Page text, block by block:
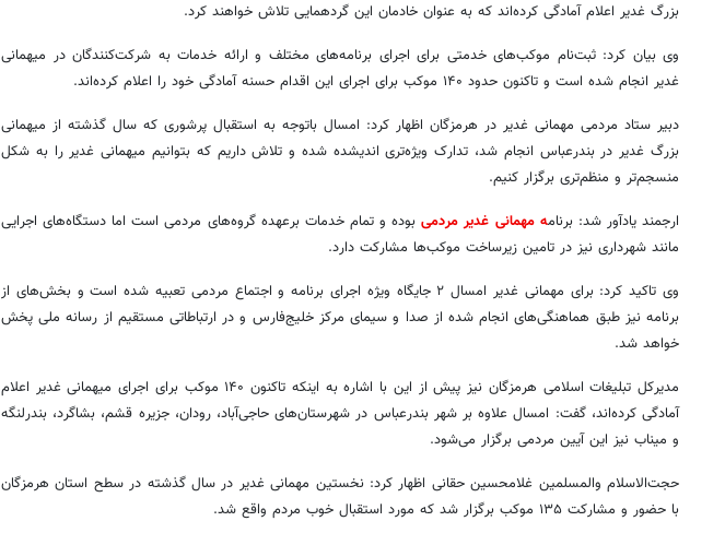
بزرگ غدیر اعلام آمادگی کرده‌اند که به عنوان خادمان این گردهمایی تلاش خواهند کرد.
وی بیان کرد: ثبت‌نام موکب‌های خدمتی برای اجرای برنامه‌های مختلف و ارائه خدمات به شرکت‌کنندگان در میهمانی
غدیر انجام شده است و تاکنون حدود ۱۴۰ موکب برای اجرای این اقدام حسنه آمادگی خود را اعلام کرده‌اند.
دبیر ستاد مردمی مهمانی غدیر در هرمزگان اظهار کرد: امسال باتوجه به استقبال پرشوری که سال گذشته از میهمانی
بزرگ غدیر در بندرعباس انجام شد، تدارک ویژه‌تری اندیشده شده و تلاش داریم که بتوانیم میهمانی غدیر را به شکل
منسجم‌تر و منظم‌تری برگزار کنیم.
ارجمند یادآور شد: برنامه مهمانی غدیر مردمیبوده و تمام خدمات برعهده گروه‌های مردمی است اما دستگاه‌های اجرایی
مانند شهرداری نیز در تامین زیرساخت موکب‌ها مشارکت دارد.
وی تاکید کرد: برای مهمانی غدیر امسال ۲ جایگاه ویژه اجرای برنامه و اجتماع مردمی تعبیه شده است و بخش‌های از
برنامه نیز طبق هماهنگی‌های انجام شده از صدا و سیمای مرکز خلیج‌فارس و در ارتباطاتی مستقیم از رسانه ملی پخش
خواهد شد.
مدیرکل تبلیغات اسلامی هرمزگان نیز پیش از این با اشاره به اینکه تاکنون ۱۴۰ موکب برای اجرای میهمانی غدیر اعلام
آمادگی کرده‌اند، گفت: امسال علاوه بر شهر بندرعباس در شهرستان‌های حاجی‌آباد، رودان، جزیره قشم، بشاگرد، بندرلنگه
و میناب نیز این آیین مردمی برگزار می‌شود.
حجت‌الاسلام والمسلمین غلامحسین حقانی اظهار کرد: نخستین مهمانی غدیر در سال گذشته در سطح استان هرمزگان
با حضور و مشارکت ۱۳۵ موکب برگزار شد که مورد استقبال خوب مردم واقع شد.